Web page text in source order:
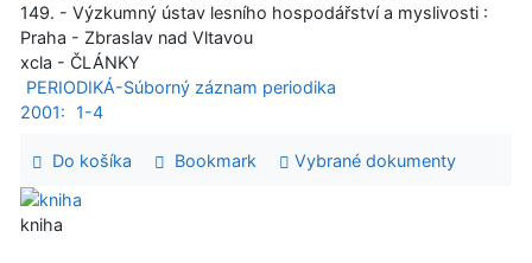
149. - Výzkumný ústav lesního hospodářství a myslivosti :
Praha - Zbraslav nad Vltavou
xcla - ČLÁNKY
PERIODIKÁ-Súborný záznam periodika
2001:
1-4
Do košíka Bookmark Vybrané dokumenty
kniha